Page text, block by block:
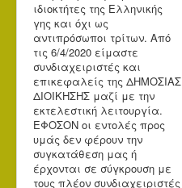
ιδιοκτήτες της Ελληνικής
γης και όχι ως
αντιπρόσωποι τρίτων. Από
τις 6/4/2020 είμαστε
συνδιαχειριστές και
επικεφαλείς της ΔΗΜΟΣΙΑΣ
ΔΙΟΙΚΗΣΗΣ μαζί με την
εκτελεστική λειτουργία.
ΕΦΟΣΟΝ οι εντολές προς
υμάς δεν φέρουν την
συγκατάθεση μας ή
έρχονται σε σύγκρουση με
τους πλέον συνδιαχειριστές